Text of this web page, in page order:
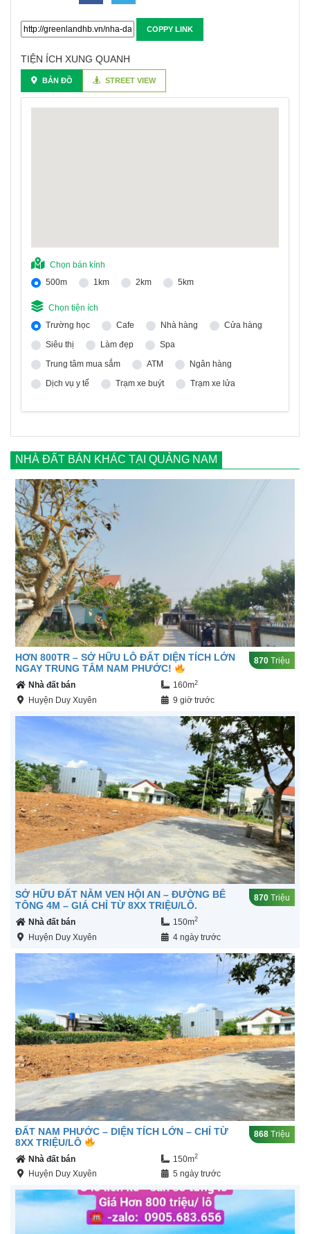
COPPY LINK
TIỆN ÍCH XUNG QUANH
BẢN ĐỒ STREET VIEW
Chọn bán kính
500m
1km 2km 5km
Chọn tiện ích
Trường học
Cafe Nhà hàng
Cửa hàng
Siêu thị
Làm đẹp
Spa
Trung tâm mua sắm
ATM
Ngân hàng
Dịch vụ y tế
Trạm xe buýt Trạm xe lửa
NHÀ ĐẤT BÁN KHÁC TẠI QUẢNG NAM
HƠN 800TR – SỞ HỮU LÔ ĐẤT DIỆN TÍCH LỚN
NGAY TRUNG TÂM NAM PHƯỚC!
870 Triệu
Nhà đất bán 160m2
Huyện Duy Xuyên 9 giờ trước
SỞ HỮU ĐẤT NẰM VEN HỘI AN – ĐƯỜNG BÊ
TÔNG 4M – GIÁ CHỈ TỪ 8XX TRIỆU/LÔ.
870 Triệu
Nhà đất bán 150m2
Huyện Duy Xuyên 4 ngày trước
ĐẤT NAM PHƯỚC – DIỆN TÍCH LỚN – CHỈ TỪ
8XX TRIỆU/LÔ
868 Triệu
Nhà đất bán 150m2
Huyện Duy Xuyên 5 ngày trước